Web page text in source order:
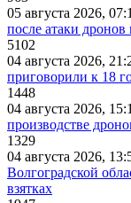
05 августа 2026,
после атаки
5102
04 августа 2026,
приговорили к 18
1448
04 августа 2026,
производстве
1329
04 августа 2026,
Волгоградской
взятках